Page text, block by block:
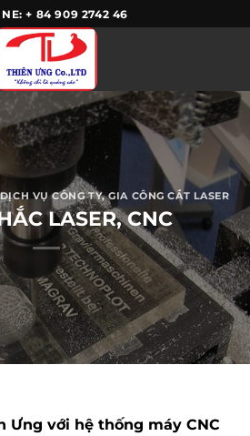
+ 84 909 2742 46
DỊCH VỤ CÔNG TY,GIA CÔNG CẮT LASER
LASER, CNC
Ưng với hệ thống máy CNC